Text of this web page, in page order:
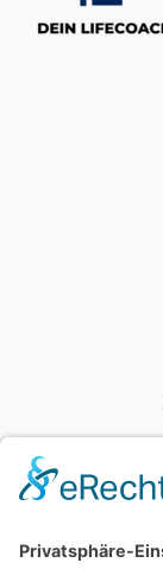
Luxuriöses
Mit